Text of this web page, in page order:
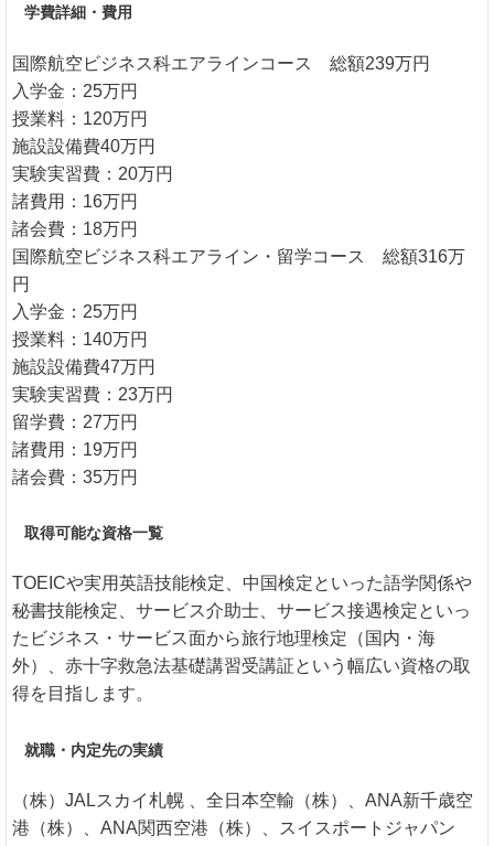
学費詳細・費用
国際航空ビジネス科エアラインコース 総額239万円
入学金：25万円
授業料：120万円
施設設備費40万円
実験実習費：20万円
諸費用：16万円
諸会費：18万円
国際航空ビジネス科エアライン・留学コース 総額316万
円
入学金：25万円
授業料：140万円
施設設備費47万円
実験実習費：23万円
留学費：27万円
諸費用：19万円
諸会費：35万円
取得可能な資格一覧
TOEICや実用英語技能検定、中国検定といった語学関係や
秘書技能検定、サービス介助士、サービス接遇検定といっ
たビジネス・サービス面から旅行地理検定（国内・海
外）、赤十字救急法基礎講習受講証という幅広い資格の取
得を目指します。
就職・内定先の実績
（株）JALスカイ札幌 、全日本空輸（株）、ANA新千歳空
港（株）、ANA関西空港（株）、スイスポートジャパン